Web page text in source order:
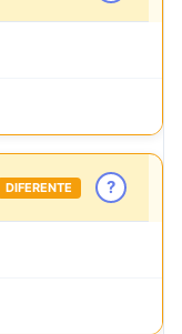
DIFERENTE ?